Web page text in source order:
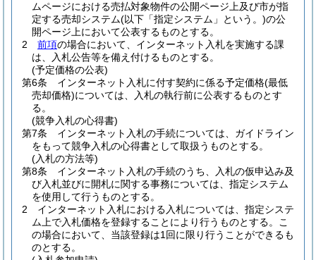
ムページにおける売払対象物件の公開ページ上及び市が指
定する売却システム(以下「指定システム」という。)の公
開ページ上において公表するものとする。
2
前項の場合において、インターネット入札を実施する課
は、入札公告等を備え付けるものとする。
(予定価格の公表)
第6条
インターネット入札に付す契約に係る予定価格(最低
売却価格)については、入札の執行前に公表するものとす
る。
(競争入札の心得書)
第7条
インターネット入札の手続については、ガイドライン
をもって競争入札の心得書として取扱うものとする。
(入札の方法等)
第8条
インターネット入札の手続のうち、入札の仮申込み及
び入札並びに開札に関する事務については、指定システム
を使用して行うものとする。
2
インターネット入札における入札については、指定システ
ム上で入札価格を登録することにより行うものとする。
こ
の場合において、当該登録は1回に限り行うことができるも
のとする。